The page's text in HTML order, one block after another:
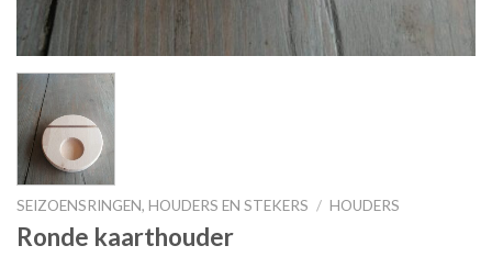
SEIZOENSRINGEN, HOUDERS EN STEKERS / HOUDERS
Ronde kaarthouder